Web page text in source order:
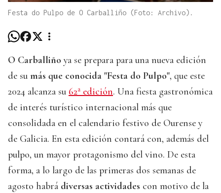
Festa do Pulpo de O Carballiño (Foto: Archivo).
O Carballiño ya se prepara para una nueva edición
de su más que conocida "Festa do Pulpo", que este
2024 alcanza su 62ª edición. Una fiesta gastronómica
de interés turístico internacional más que
consolidada en el calendario festivo de Ourense y
de Galicia. En esta edición contará con, además del
pulpo, un mayor protagonismo del vino. De esta
forma, a lo largo de las primeras dos semanas de
agosto habrá diversas actividades con motivo de la